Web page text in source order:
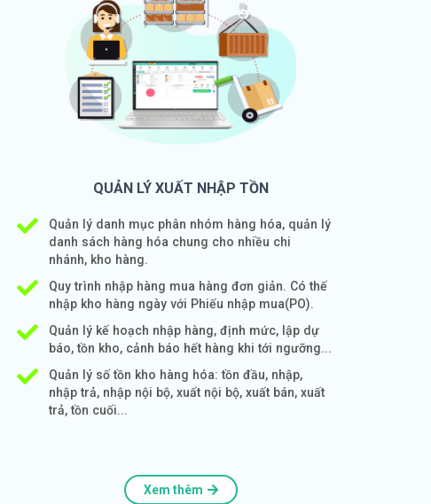
QUẢN LÝ XUẤT NHẬP TỒN
Quản lý danh mục phân nhóm hàng hóa, quản lý
danh sách hàng hóa chung cho nhiều chi
nhánh, kho hàng.
Quy trình nhập hàng mua hàng đơn giản. Có thế
nhập kho hàng ngày với Phiếu nhập mua(PO).
Quản lý kế hoạch nhập hàng, định mức, lập dự
báo, tồn kho, cảnh báo hết hàng khi tới ngưỡng...
Quản lý số tồn kho hàng hóa: tồn đầu, nhập,
nhập trả, nhập nội bộ, xuất nội bộ, xuất bán, xuất
trả, tồn cuối...
Xem thêm